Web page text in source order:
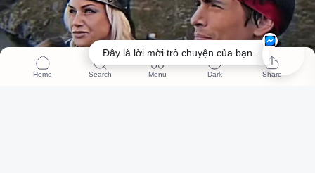
Đây là lời mời trò chuyện của bạn.